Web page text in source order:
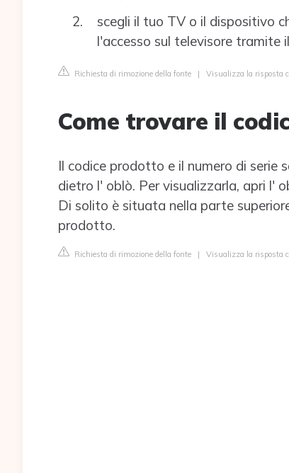
scegli il tuo TV o il dispositivo
l'accesso sul televisore tramite
Richiesta di rimozione della fonte | Visualizza la risposta
Come trovare il
Il codice prodotto e il numero di serie
dietro l' oblò. Per visualizzarla, apri l'
Di solito è situata nella parte
prodotto.
Richiesta di rimozione della fonte | Visualizza la risposta